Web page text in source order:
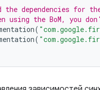
the dependencies for
using the BoM, you
(
(